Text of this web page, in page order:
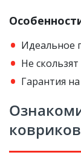
Идеальное
Не
Гарантия